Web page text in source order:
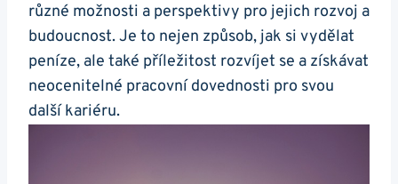
různé možnosti a perspektivy pro jejich rozvoj a
budoucnost. Je to nejen způsob, jak si vydělat
peníze, ale také příležitost rozvíjet se a získávat
neocenitelné pracovní dovednosti pro svou
další kariéru.